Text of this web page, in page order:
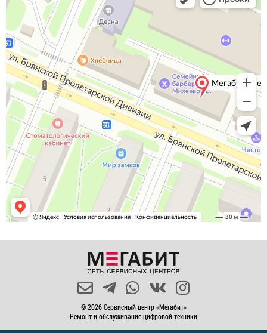
© 2026 Сервисный центр «Мегабит»
Ремонт и обслуживание цифровой техники